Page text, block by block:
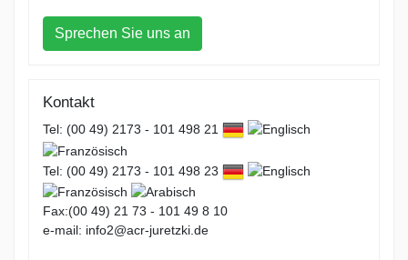
Sprechen Sie uns an
Kontakt
Tel: (00 49) 2173 - 101 498 21
Tel: (00 49) 2173 - 101 498 23
Fax:(00 49) 21 73 - 101 49 8 10
e-mail: info2@acr-juretzki.de